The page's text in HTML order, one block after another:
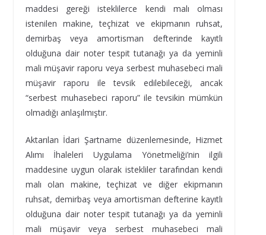
maddesi gereği isteklilerce kendi malı olması
istenilen makine, teçhizat ve ekipmanın ruhsat,
demirbaş veya amortisman defterinde kayıtlı
olduğuna dair noter tespit tutanağı ya da yeminli
mali müşavir raporu veya serbest muhasebeci mali
müşavir raporu ile tevsik edilebileceği, ancak
“serbest muhasebeci raporu” ile tevsikin mümkün
olmadığı anlaşılmıştır.
Aktarılan İdari Şartname düzenlemesinde, Hizmet
Alımı İhaleleri Uygulama Yönetmeliği’nin ilgili
maddesine uygun olarak istekliler tarafından kendi
malı olan makine, teçhizat ve diğer ekipmanın
ruhsat, demirbaş veya amortisman defterine kayıtlı
olduğuna dair noter tespit tutanağı ya da yeminli
mali müşavir veya serbest muhasebeci mali